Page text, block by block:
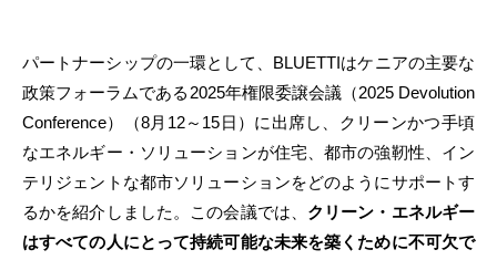
パートナーシップの一環として、BLUETTIはケニアの主要な
政策フォーラムである2025年権限委譲会議（2025 Devolution
Conference）（8月12～15日）に出席し、クリーンかつ手頃
なエネルギー・ソリューションが住宅、都市の強靭性、イン
テリジェントな都市ソリューションをどのようにサポートす
るかを紹介しました。この会議では、 クリーン・エネルギー
はすべての人にとって持続可能な未来を築くために不可欠で